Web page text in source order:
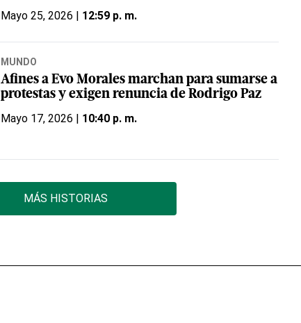
Mayo 25, 2026 | 12:59 p. m.
MUNDO
Afines a Evo Morales marchan para sumarse a
protestas y exigen renuncia de Rodrigo Paz
Mayo 17, 2026 | 10:40 p. m.
MÁS HISTORIAS